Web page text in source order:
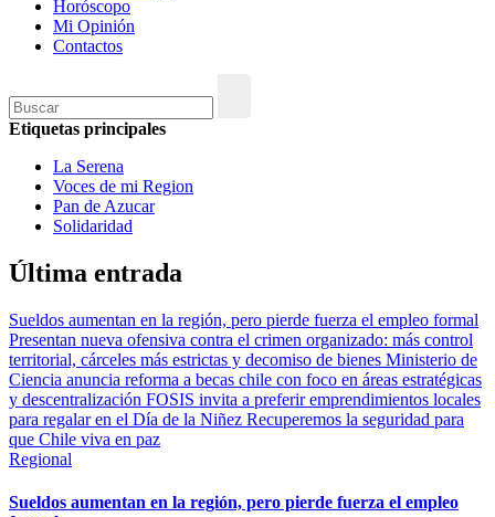
Horóscopo
Mi Opinión
Contactos
Etiquetas principales
La Serena
Voces de mi Region
Pan de Azucar
Solidaridad
Última entrada
Sueldos aumentan en la región, pero pierde fuerza el empleo formal
Presentan nueva ofensiva contra el crimen organizado: más control
territorial, cárceles más estrictas y decomiso de bienes Ministerio de
Ciencia anuncia reforma a becas chile con foco en áreas estratégicas
y descentralización FOSIS invita a preferir emprendimientos locales
para regalar en el Día de la Niñez Recuperemos la seguridad para
que Chile viva en paz
Regional
Sueldos aumentan en la región, pero pierde fuerza el empleo